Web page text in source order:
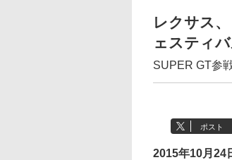
レクサス
ェスティ
SUPER GT参
ポスト
2015年10月24